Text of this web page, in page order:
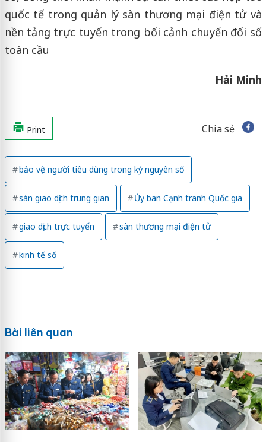
quốc tế trong quản lý sàn thương mại điện tử và
nền tảng trực tuyến trong bối cảnh chuyển đổi số
toàn cầu
Hải Minh
Print Chia sẻ
bảo vệ người tiêu dùng trong kỷ nguyên số
sàn giao dịch trung gian Ủy ban Cạnh tranh Quốc gia
giao dịch trực tuyến sàn thương mại điện tử
kinh tế số
Bài liên quan